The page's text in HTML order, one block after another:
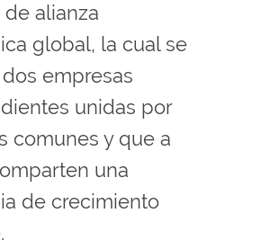
alianza
global, la cual se
empresas
unidas por
comunes y que a
una
de crecimiento